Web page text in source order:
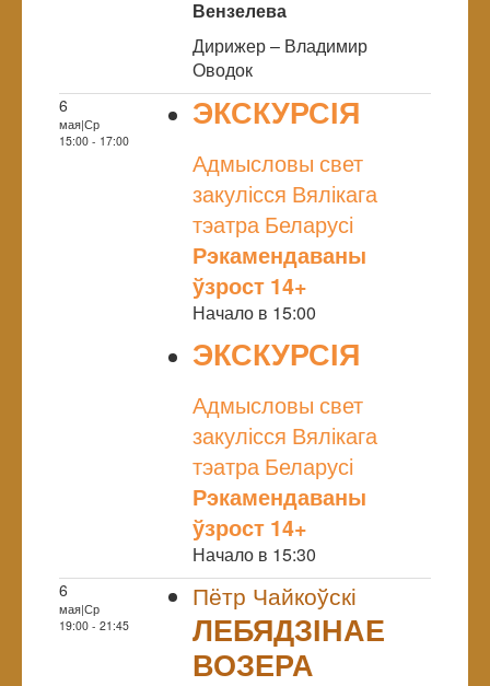
Вензелева
Дирижер – Владимир
Оводок
6
мая|Ср
15:00 - 17:00
ЭКСКУРСІЯ
Адмысловы свет
закулісся Вялікага
тэатра Беларусі
Рэкамендаваны
ўзрост 14+
Начало в 15:00
ЭКСКУРСІЯ
Адмысловы свет
закулісся Вялікага
тэатра Беларусі
Рэкамендаваны
ўзрост 14+
Начало в 15:30
6
мая|Ср
19:00 - 21:45
Пётр Чайкоўскі
ЛЕБЯДЗІНАЕ
ВОЗЕРА